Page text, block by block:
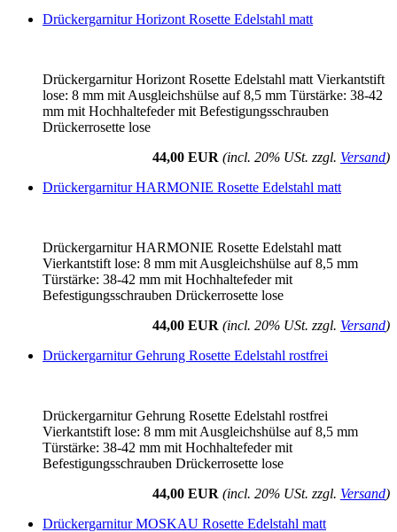
Drückergarnitur Horizont Rosette Edelstahl matt
Drückergarnitur Horizont Rosette Edelstahl matt Vierkantstift
lose: 8 mm mit Ausgleichshülse auf 8,5 mm Türstärke: 38-42
mm mit Hochhaltefeder mit Befestigungsschrauben
Drückerrosette lose
44,00 EUR (incl. 20% USt. zzgl. Versand)
Drückergarnitur HARMONIE Rosette Edelstahl matt
Drückergarnitur HARMONIE Rosette Edelstahl matt
Vierkantstift lose: 8 mm mit Ausgleichshülse auf 8,5 mm
Türstärke: 38-42 mm mit Hochhaltefeder mit
Befestigungsschrauben Drückerrosette lose
44,00 EUR (incl. 20% USt. zzgl. Versand)
Drückergarnitur Gehrung Rosette Edelstahl rostfrei
Drückergarnitur Gehrung Rosette Edelstahl rostfrei
Vierkantstift lose: 8 mm mit Ausgleichshülse auf 8,5 mm
Türstärke: 38-42 mm mit Hochhaltefeder mit
Befestigungsschrauben Drückerrosette lose
44,00 EUR (incl. 20% USt. zzgl. Versand)
Drückergarnitur MOSKAU Rosette Edelstahl matt